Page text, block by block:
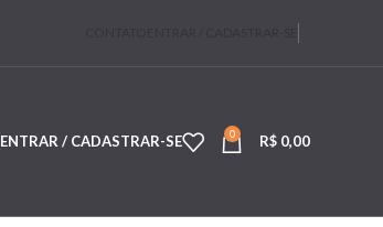
ENTRAR / CADASTRAR-SE 0 R$ 0,00